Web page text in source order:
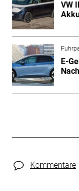
VW
E-
Kommentare